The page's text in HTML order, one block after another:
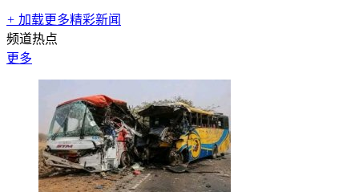
+ 加载更多精彩新闻
频道热点
更多